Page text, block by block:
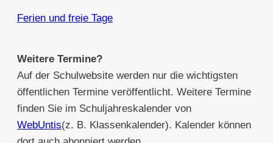
Ferien und freie Tage
Weitere Termine?
Auf der Schulwebsite werden nur die wichtigsten
öffentlichen Termine veröffentlicht. Weitere Termine
finden Sie im Schuljahreskalender von
WebUntis(z. B. Klassenkalender). Kalender können